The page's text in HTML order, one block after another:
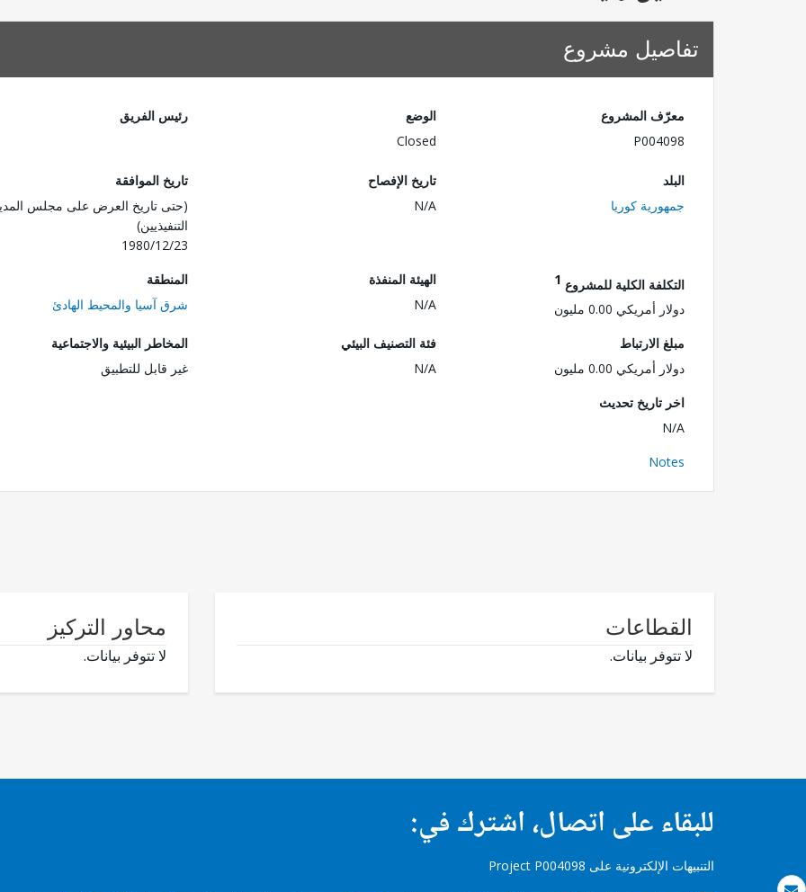
تفاصيل مشروع
معرّف المشروع
P004098
الوضع
Closed
رئيس الفريق
البلد
جمهورية كوريا
تاريخ الإفصاح
N/A
تاريخ الموافقة
(حتى تاريخ العرض على مجلس
التنفيذيين)
1980/12/23
التكلفة الكلية للمشروع 1
دولار أمريكي 0.00 مليون
الهيئة المنفذة
N/A
المنطقة
شرق آسيا والمحيط الهادئ
مبلغ الارتباط
دولار أمريكي 0.00 مليون
فئة التصنيف البيئي
N/A
المخاطر البيئية والاجتماعية
غير قابل للتطبيق
اخر تاريخ تحديث
N/A
Notes
القطاعات
لا تتوفر بيانات.
محاور التركيز
لا تتوفر بيانات.
للبقاء على اتصال، اشترك في:
التنبيهات الإلكترونية على Project P004098